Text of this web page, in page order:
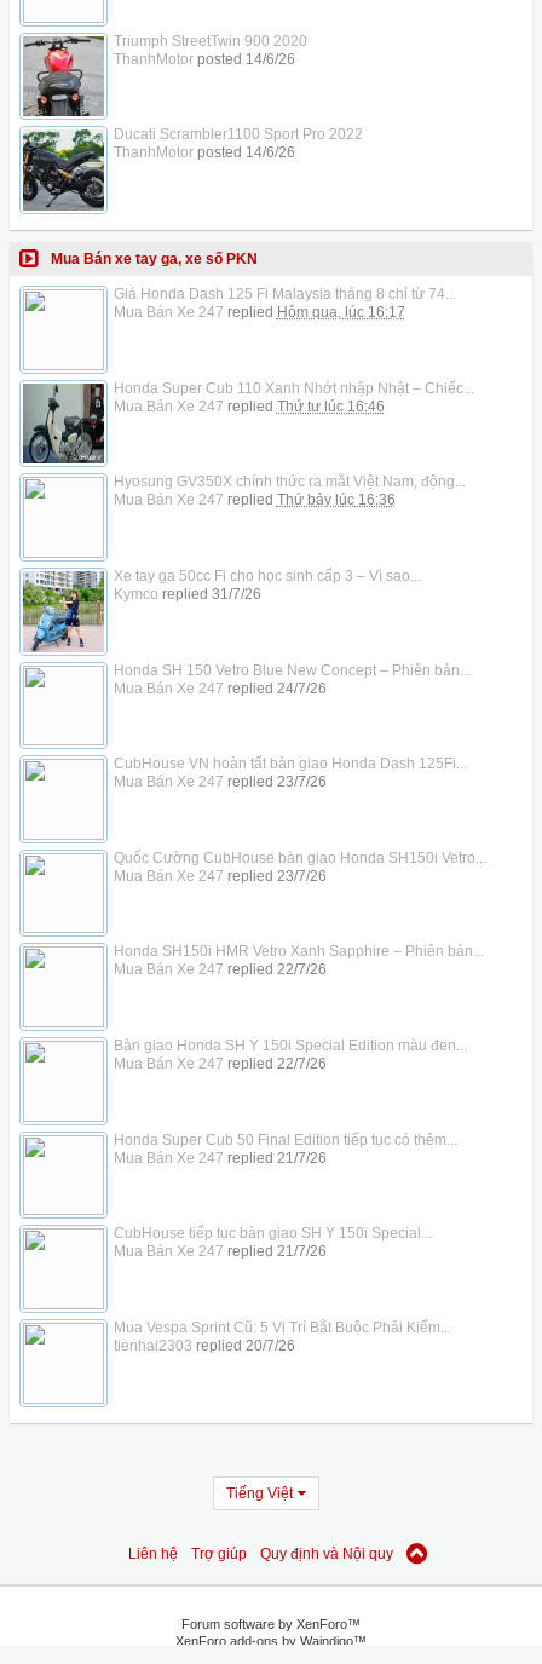
Triumph StreetTwin 900 2020
ThanhMotorposted 14/6/26
Ducati Scrambler1100 Sport Pro 2022
ThanhMotorposted 14/6/26
Mua Bán xe tay ga, xe số PKN
Giá Honda Dash 125 Fi Malaysia tháng 8 chỉ từ 74...
Mua Bán Xe 247 replied Hôm qua, lúc 16:17
Honda Super Cub 110 Xanh Nhớt nhập Nhật – Chiếc...
Mua Bán Xe 247 replied Thứ tư lúc 16:46
Hyosung GV350X chính thức ra mắt Việt Nam, động...
Mua Bán Xe 247 replied Thứ bảy lúc 16:36
Xe tay ga 50cc Fi cho học sinh cấp 3 – Vì sao...
Kymco replied 31/7/26
Honda SH 150 Vetro Blue New Concept – Phiên bản...
Mua Bán Xe 247 replied 24/7/26
CubHouse VN hoàn tất bàn giao Honda Dash 125Fi...
Mua Bán Xe 247 replied 23/7/26
Quốc Cường CubHouse bàn giao Honda SH150i Vetro...
Mua Bán Xe 247 replied 23/7/26
Honda SH150i HMR Vetro Xanh Sapphire – Phiên bản...
Mua Bán Xe 247 replied 22/7/26
Bàn giao Honda SH Ý 150i Special Edition màu đen...
Mua Bán Xe 247 replied 22/7/26
Honda Super Cub 50 Final Edition tiếp tục có thêm...
Mua Bán Xe 247 replied 21/7/26
CubHouse tiếp tục bàn giao SH Ý 150i Special...
Mua Bán Xe 247 replied 21/7/26
Mua Vespa Sprint Cũ: 5 Vị Trí Bắt Buộc Phải Kiểm...
tienhai2303 replied 20/7/26
Tiếng Việt
Liên hệ Trợ giúp Quy định và Nội quy
Forum software by XenForo™
XenForo add-ons by Waindigo™